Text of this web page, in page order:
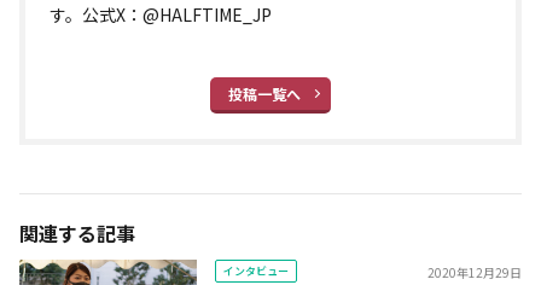
す。公式X：@HALFTIME_JP
投稿一覧へ
関連する記事
インタビュー 2020年12月29日